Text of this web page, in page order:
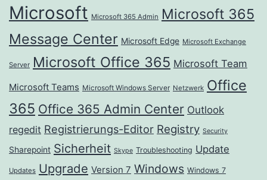
Microsoft Microsoft 365 Admin Microsoft 365
Message Center Microsoft Edge Microsoft Exchange
Server Microsoft Office 365 Microsoft Team
Microsoft Teams Microsoft Windows Server Netzwerk Office
365 Office 365 Admin Center Outlook
regedit Registrierungs-Editor Registry Security
Sharepoint Sicherheit Skype Troubleshooting Update
Updates Upgrade Version 7 Windows Windows 7